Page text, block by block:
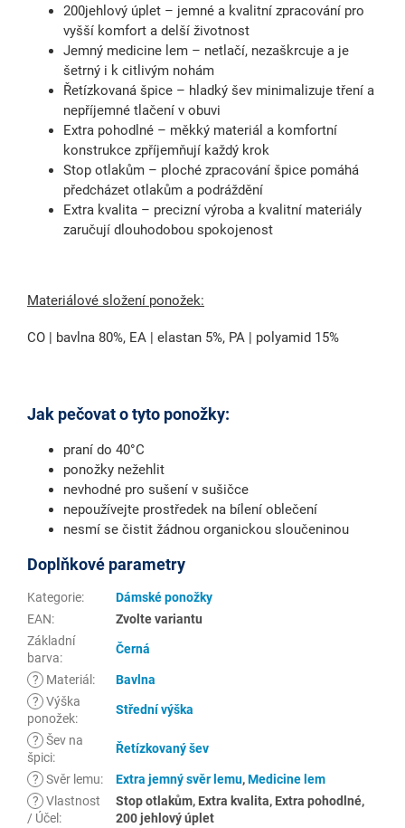
200jehlový úplet – jemné a kvalitní zpracování pro
vyšší komfort a delší životnost
Jemný medicine lem – netlačí, nezaškrcuje a je
šetrný i k citlivým nohám
Řetízkovaná špice – hladký šev minimalizuje tření a
nepříjemné tlačení v obuvi
Extra pohodlné – měkký materiál a komfortní
konstrukce zpříjemňují každý krok
Stop otlakům – ploché zpracování špice pomáhá
předcházet otlakům a podráždění
Extra kvalita – precizní výroba a kvalitní materiály
zaručují dlouhodobou spokojenost
Materiálové složení ponožek:
CO | bavlna 80%, EA | elastan 5%, PA | polyamid 15%
Jak pečovat o tyto ponožky:
praní do 40°C
ponožky nežehlit
nevhodné pro sušení v sušičce
nepoužívejte prostředek na bílení oblečení
nesmí se čistit žádnou organickou sloučeninou
Doplňkové parametry
Kategorie:
Dámské ponožky
EAN:
Zvolte variantu
Základní
barva:
Černá
? Materiál :
Bavlna
? Výška
ponožek:
Střední výška
? Šev na
špici:
Řetízkovaný šev
? Svěr lemu: Extra jemný svěr lemu,Medicine lem
? Vlastnost
/ Účel :
Stop otlakům, Extra kvalita, Extra pohodlné,
200 jehlový úplet